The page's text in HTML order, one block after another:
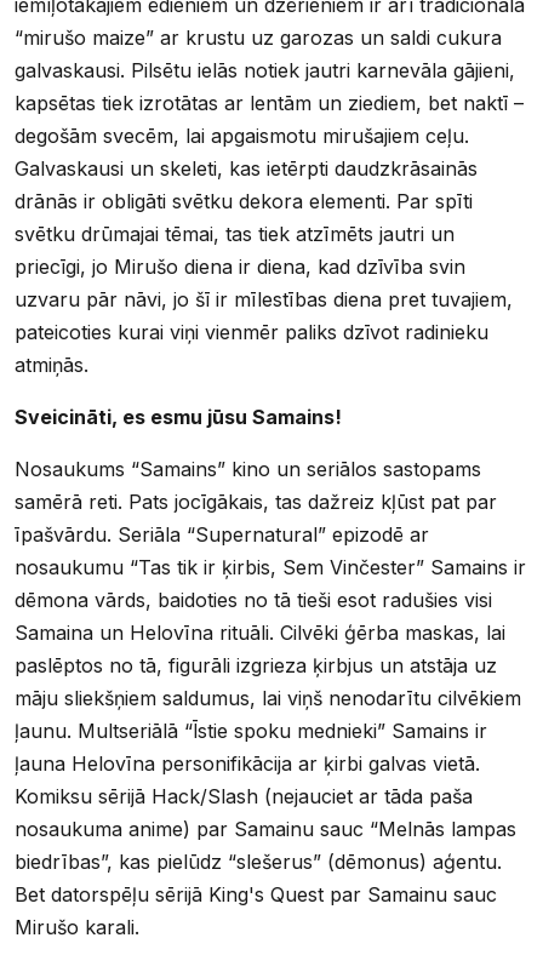
“mirušo maize” ar krustu uz garozas un saldi cukura
galvaskausi. Pilsētu ielās notiek jautri karnevāla gājieni,
kapsētas tiek izrotātas ar lentām un ziediem, bet naktī –
degošām svecēm, lai apgaismotu mirušajiem ceļu.
Galvaskausi un skeleti, kas ietērpti daudzkrāsainās
drānās ir obligāti svētku dekora elementi. Par spīti
svētku drūmajai tēmai, tas tiek atzīmēts jautri un
priecīgi, jo Mirušo diena ir diena, kad dzīvība svin
uzvaru pār nāvi, jo šī ir mīlestības diena pret tuvajiem,
pateicoties kurai viņi vienmēr paliks dzīvot radinieku
atmiņās.
Sveicināti, es esmu jūsu Samains!
Nosaukums “Samains” kino un seriālos sastopams
samērā reti. Pats jocīgākais, tas dažreiz kļūst pat par
īpašvārdu. Seriāla “Supernatural” epizodē ar
nosaukumu “Tas tik ir ķirbis, Sem Vinčester” Samains ir
dēmona vārds, baidoties no tā tieši esot radušies visi
Samaina un Helovīna rituāli. Cilvēki ģērba maskas, lai
paslēptos no tā, figurāli izgrieza ķirbjus un atstāja uz
māju sliekšņiem saldumus, lai viņš nenodarītu cilvēkiem
ļaunu. Multseriālā “Īstie spoku mednieki” Samains ir
ļauna Helovīna personifikācija ar ķirbi galvas vietā.
Komiksu sērijā Hack/Slash (nejauciet ar tāda paša
nosaukuma anime) par Samainu sauc “Melnās lampas
biedrības”, kas pielūdz “slešerus” (dēmonus) aģentu.
Bet datorspēļu sērijā King's Quest par Samainu sauc
Mirušo karali.